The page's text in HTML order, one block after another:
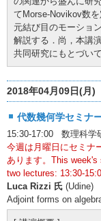
てMorse-Novikov数
元結び目のモーショ
解説する．尚，本講
共同研究にもとづい
2018年04月09日(月)
代数幾何学セミナ
15:30-17:00 数理科学
今週は月曜日にセミナ
あります。This
two lectures: 13:30-
Luca Rizzi 氏 (Udine)
Adjoint forms on